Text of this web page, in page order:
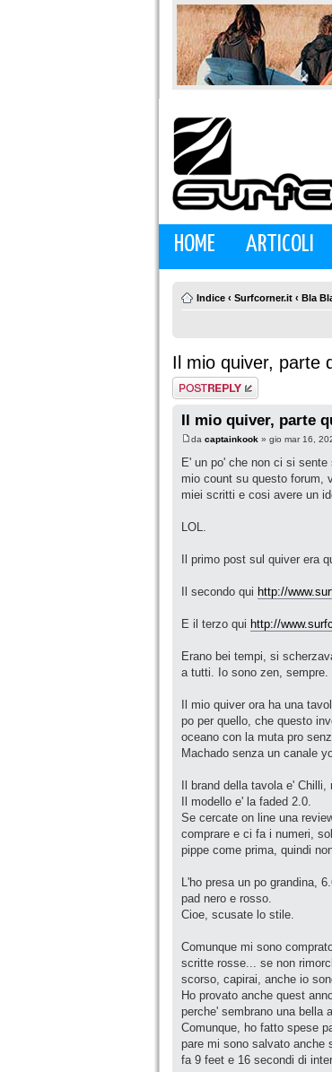
HOME ARTICOLI
Indice ‹ Surfcorner.it ‹ Bla
Il mio quiver, parte
Rispondi al
messaggio
Il mio quiver, parte
da captainkook » gio mar 16,
E' un po' che non ci si
mio count su questo forum,
miei scritti e cosi avere un
LOL.
Il primo post sul quiver era
Il secondo qui http://
E il terzo qui http://
Erano bei tempi, si
a tutti. Io sono zen, sempre.
Il mio quiver ora ha una
po per quello, che questo
oceano con la muta pro
Machado senza un canale
Il brand della tavola e'
Il modello e' la faded 2.0.
Se cercate on line una
comprare e ci fa i numeri,
pippe come prima, quindi
L'ho presa un po grandina,
pad nero e rosso.
Cioe, scusate lo stile.
Comunque mi sono
scritte rosse... se non
scorso, capirai, anche io
Ho provato anche quest
perche' sembrano una bella
Comunque, ho fatto spese
pare mi sono salvato anche
fa 9 feet e 16 secondi di